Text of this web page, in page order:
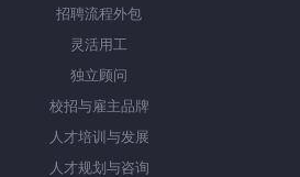
招聘流程外包
灵活用工
独立顾问
校招与雇主品牌
人才培训与发展
人才规划与咨询